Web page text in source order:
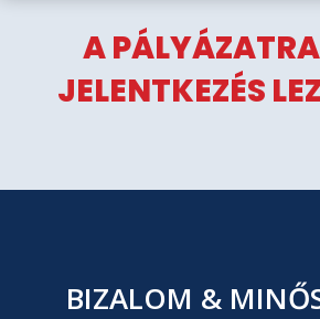
A
JELENTKEZÉS
BIZALOM &